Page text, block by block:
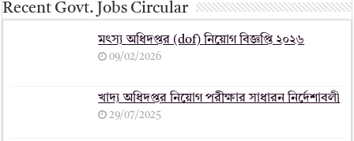
Recent Govt. Jobs Circular
মৎস্য অধিদপ্তর (dof) নিয়োগ বিজ্ঞপ্তি ২০২৬
09/02/2026
খাদ্য অধিদপ্তর নিয়োগ পরীক্ষার সাধারন নির্দেশাবলী
29/07/2025